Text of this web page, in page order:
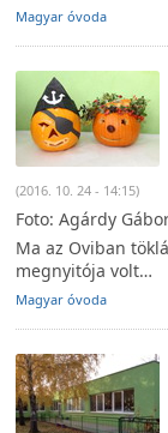
Magyar óvoda
(2016. 10. 24 - 14:15)
Foto: Agárdy
Ma az Oviban
megnyitója volt…
Magyar óvoda